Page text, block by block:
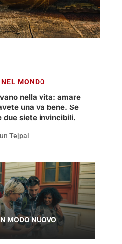
MONDO
nella vita: amare
una va bene. Se
due siete invincibili.
Tejpal
MODO NUOVO